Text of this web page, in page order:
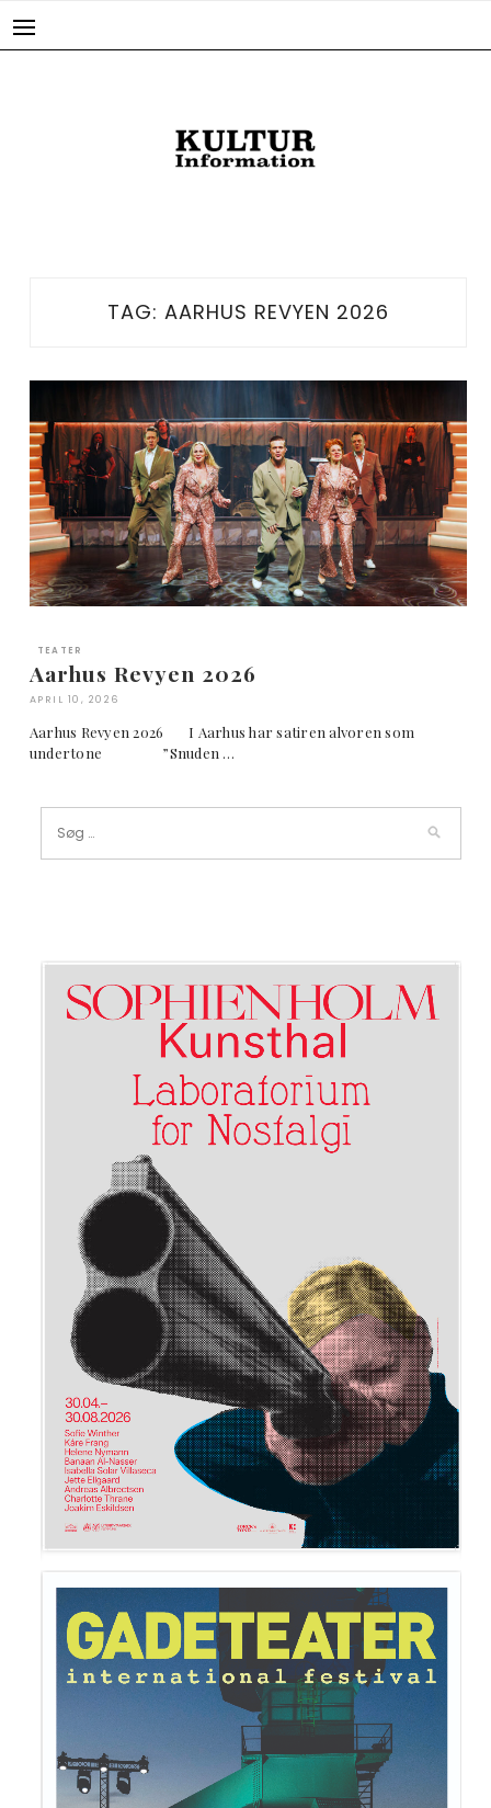
TAG: AARHUS REVYEN 2026
TEATER
Aarhus Revyen 2026
APRIL 10, 2026
Aarhus Revyen 2026 I Aarhus har satiren alvoren som
undertone ”Snuden …